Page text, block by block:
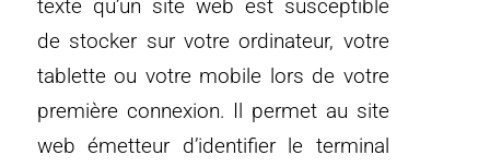
texte qu’un site web est susceptible
de stocker sur votre ordinateur, votre
tablette ou votre mobile lors de votre
première connexion. Il permet au site
web émetteur d’identifier le terminal